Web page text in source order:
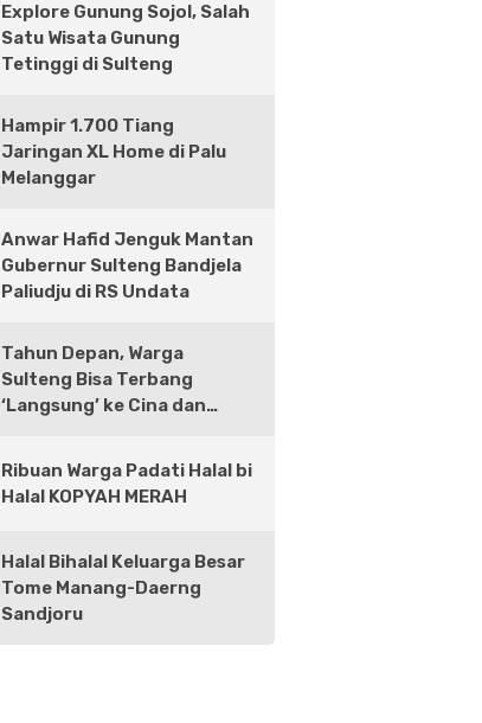
Explore Gunung Sojol, Salah
Satu Wisata Gunung
Tetinggi di Sulteng
Hampir 1.700 Tiang
Jaringan XL Home di Palu
Melanggar
Anwar Hafid Jenguk Mantan
Gubernur Sulteng Bandjela
Paliudju di RS Undata
Tahun Depan, Warga
Sulteng Bisa Terbang
‘Langsung’ ke Cina dan
Ribuan Warga Padati Halal bi
Halal KOPYAH MERAH
Halal Bihalal Keluarga Besar
Tome Manang-Daerng
Sandjoru